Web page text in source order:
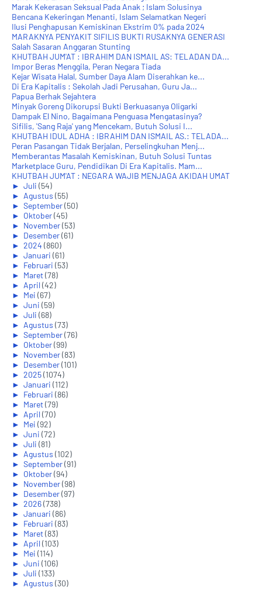
Marak Kekerasan Seksual Pada Anak ; Islam Solusinya
Bencana Kekeringan Menanti, Islam Selamatkan Negeri
Ilusi Penghapusan Kemiskinan Ekstrim 0% pada 2024
MARAKNYA PENYAKIT SIFILIS BUKTI RUSAKNYA GENERASI
Salah Sasaran Anggaran Stunting
KHUTBAH JUM'AT : IBRAHIM DAN ISMAIL AS: TELADAN DA...
Impor Beras Menggila, Peran Negara Tiada
Kejar Wisata Halal, Sumber Daya Alam Diserahkan ke...
Di Era Kapitalis : Sekolah Jadi Perusahan, Guru Ja...
Papua Berhak Sejahtera
Minyak Goreng Dikorupsi Bukti Berkuasanya Oligarki
Dampak El Nino, Bagaimana Penguasa Mengatasinya?
Sifilis, 'Sang Raja' yang Mencekam, Butuh Solusi I...
KHUTBAH IDUL ADHA : IBRAHIM DAN ISMAIL AS.: TELADA...
Peran Pasangan Tidak Berjalan, Perselingkuhan Menj...
Memberantas Masalah Kemiskinan, Butuh Solusi Tuntas
Marketplace Guru, Pendidikan Di Era Kapitalis. Mam...
KHUTBAH JUM'AT : NEGARA WAJIB MENJAGA AKIDAH UMAT
► Juli (54)
► Agustus (55)
► September(50)
► Oktober(45)
► November(53)
► Desember(61)
► 2024 (860)
► Januari (61)
► Februari (53)
► Maret(78)
► April(42)
► Mei (67)
► Juni (59)
► Juli (68)
► Agustus (73)
► September(76)
► Oktober(99)
► November(83)
► Desember(101)
► 2025(1074)
► Januari (112)
► Februari (86)
► Maret(79)
► April(70)
► Mei (92)
► Juni (72)
► Juli (81)
► Agustus (102)
► September(91)
► Oktober(94)
► November(98)
► Desember(97)
► 2026(738)
► Januari (86)
► Februari (83)
► Maret(83)
► April(103)
► Mei (114)
► Juni (106)
► Juli (133)
► Agustus (30)